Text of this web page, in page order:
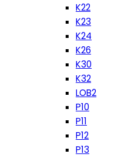
K22
K23
K24
K26
K30
K32
LOB2
P10
P11
P12
P13